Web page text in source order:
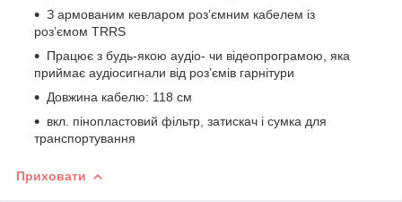
З армованим кевларом роз’ємним кабелем із
роз’ємом TRRS
Працює з будь-якою аудіо- чи відеопрограмою, яка
приймає аудіосигнали від роз’ємів гарнітури
Довжина кабелю: 118 см
вкл. пінопластовий фільтр, затискач і сумка для
транспортування
Приховати